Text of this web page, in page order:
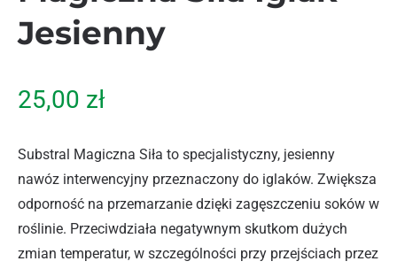
Jesienny
25,00 zł
Substral Magiczna Siła to specjalistyczny, jesienny
nawóz interwencyjny przeznaczony do iglaków. Zwiększa
odporność na przemarzanie dzięki zagęszczeniu soków w
roślinie. Przeciwdziała negatywnym skutkom dużych
zmian temperatur, w szczególności przy przejściach przez